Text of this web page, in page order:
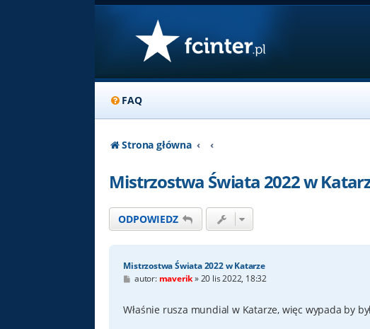
FAQ
Strona główna
Mistrzostwa Świata 2022 w
ODPOWIEDZ
Mistrzostwa Świata 2022 w Katarze
P
t
autor: maverik»20 lis 2022, 18:32
Właśnie rusza mundial w Katarze, więc wypada by